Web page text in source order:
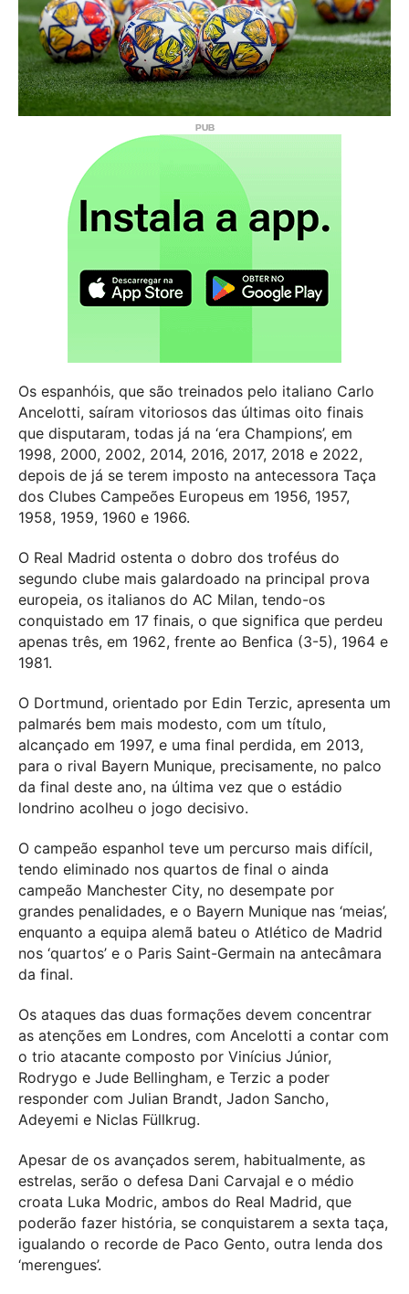
Os espanhóis, que são treinados pelo italiano Carlo
Ancelotti, saíram vitoriosos das últimas oito finais
que disputaram, todas já na ‘era Champions’, em
1998, 2000, 2002, 2014, 2016, 2017, 2018 e 2022,
depois de já se terem imposto na antecessora Taça
dos Clubes Campeões Europeus em 1956, 1957,
1958, 1959, 1960 e 1966.
O Real Madrid ostenta o dobro dos troféus do
segundo clube mais galardoado na principal prova
europeia, os italianos do AC Milan, tendo-os
conquistado em 17 finais, o que significa que perdeu
apenas três, em 1962, frente ao Benfica (3-5), 1964 e
1981.
O Dortmund, orientado por Edin Terzic, apresenta um
palmarés bem mais modesto, com um título,
alcançado em 1997, e uma final perdida, em 2013,
para o rival Bayern Munique, precisamente, no palco
da final deste ano, na última vez que o estádio
londrino acolheu o jogo decisivo.
O campeão espanhol teve um percurso mais difícil,
tendo eliminado nos quartos de final o ainda
campeão Manchester City, no desempate por
grandes penalidades, e o Bayern Munique nas ‘meias’,
enquanto a equipa alemã bateu o Atlético de Madrid
nos ‘quartos’ e o Paris Saint-Germain na antecâmara
da final.
Os ataques das duas formações devem concentrar
as atenções em Londres, com Ancelotti a contar com
o trio atacante composto por Vinícius Júnior,
Rodrygo e Jude Bellingham, e Terzic a poder
responder com Julian Brandt, Jadon Sancho,
Adeyemi e Niclas Füllkrug.
Apesar de os avançados serem, habitualmente, as
estrelas, serão o defesa Dani Carvajal e o médio
croata Luka Modric, ambos do Real Madrid, que
poderão fazer história, se conquistarem a sexta taça,
igualando o recorde de Paco Gento, outra lenda dos
‘merengues’.